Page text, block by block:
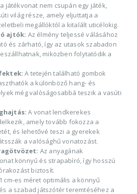
a játékvonat nem csupán egy játék,
világ része, amely eljuttatja a
megállóktól a kitalált uticélokig.
ajtók: Az élmény teljessé válásához
és zárható, így az utasok szabadon
miközben folytatódik a
A tetején található gombok
a különböző hang- és
még valóságosabbá teszik a vasúti
A vonat lendkerekes
amely tovább fokozza a
és lehetővé teszi a gyerekek
a valósághű vonatozást.
Az anyagának
könnyű és strapabíró, így hosszú
biztosít.
cm-es méret optimális a könnyű
a szabad játszótér teremtéséhez a